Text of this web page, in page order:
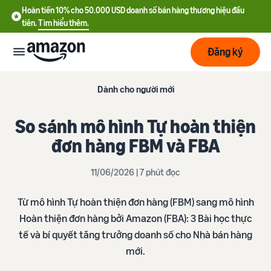
Hoàn tiền 10% cho 50.000 USD doanh số bán hàng thương hiệu đầu
tiên.Tìm hiểu thêm.
Bắt đầu
Ưu đãi nhà bán hàng mới
Hoàn tiền 10% cho 50.000
USD doanh số bán hàng
thương hiệu đầu tiên
Lập
Tìm
hiểu
chi
phí
Phát
triển
Dịch
Đăng ký
Dành cho người mới
So sánh mô hình Tự hoàn thiện
đơn hàng FBM và FBA
11/06/2026 | 7 phút đọc
Từ mô hình Tự hoàn thiện đơn hàng (FBM) sang mô hình
Hoàn thiện đơn hàng bởi Amazon (FBA): 3 Bài học thực
tế và bí quyết tăng trưởng doanh số cho Nhà bán hàng
mới​.